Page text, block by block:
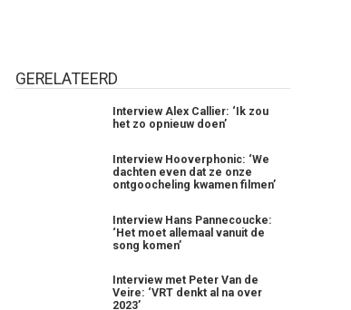
GERELATEERD
Interview Alex Callier: ‘Ik zou
het zo opnieuw doen’
Interview Hooverphonic: ‘We
dachten even dat ze onze
ontgoocheling kwamen filmen’
Interview Hans Pannecoucke:
‘Het moet allemaal vanuit de
song komen’
Interview met Peter Van de
Veire: ‘VRT denkt al na over
2023’